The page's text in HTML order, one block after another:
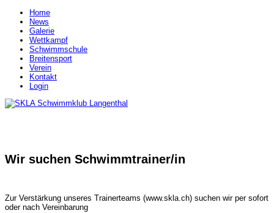
Home
News
Galerie
Wettkampf
Schwimmschule
Breitensport
Verein
Kontakt
Login
Wir suchen Schwimmtrainer/in
Zur Verstärkung unseres Trainerteams (www.skla.ch) suchen wir per sofort
oder nach Vereinbarung